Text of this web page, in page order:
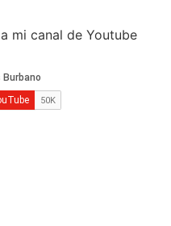
mi canal de Youtube